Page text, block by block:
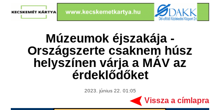
Múzeumok éjszakája -
Országszerte csaknem húsz
helyszínen várja a MÁV az
érdeklődőket
2023. június 22. 01:05
Vissza a címlapra